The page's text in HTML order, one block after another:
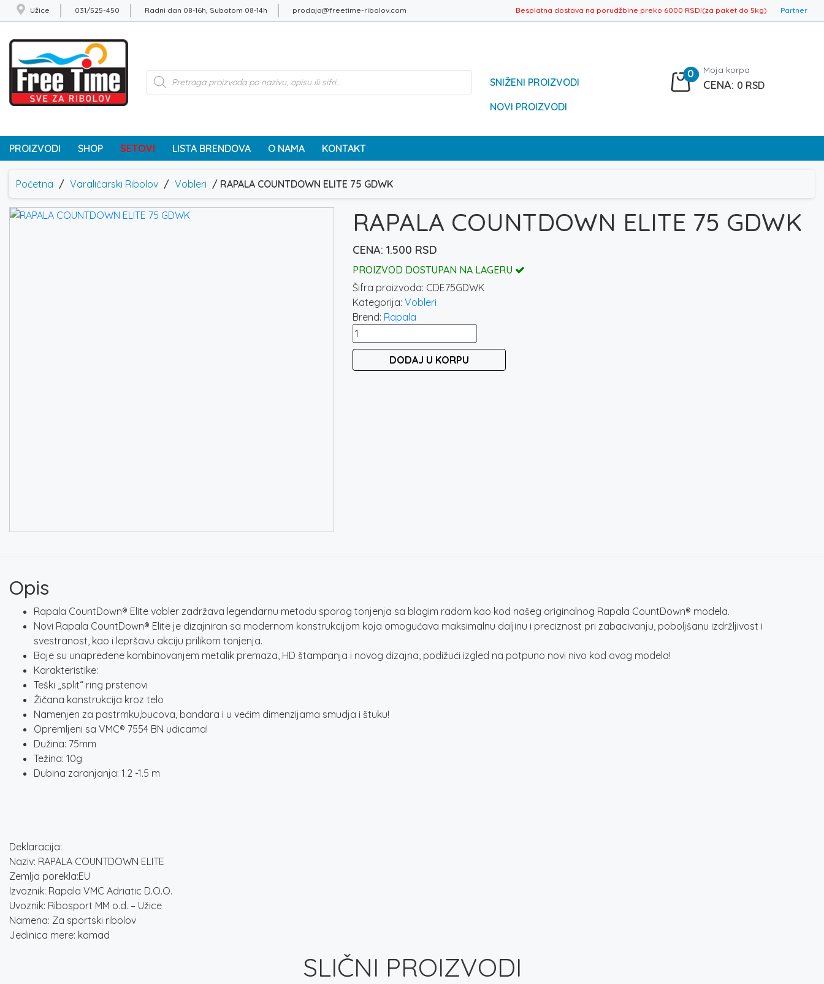
Užice 031/525-450 Radni dan 08-16h, Subotom 08-14h prodaja@freetime-ribolov.com Besplatna dostava na porudžbine preko 6000 RSD!(za paket do 5kg) Partner
Products
search
SNIŽENI PROIZVODI
NOVI PROIZVODI
0 Moja korpa
0 RSD
PROIZVODI SHOP SETOVI LISTA BRENDOVA O NAMA KONTAKT
Početna / Varaličarski Ribolov / Vobleri / RAPALA COUNTDOWN ELITE 75 GDWK
RAPALA COUNTDOWN ELITE 75 GDWK
1.500 RSD
PROIZVOD DOSTUPAN NA LAGERU
Šifra proizvoda: CDE75GDWK
Kategorija: Vobleri
Brend: Rapala
RAPALA
COUNTDOWN
75
DODAJ U KORPU
Opis
Rapala CountDown® Elite vobler zadržava legendarnu metodu sporog tonjenja sa blagim radom kao kod našeg originalnog Rapala CountDown® modela.
Novi Rapala CountDown® Elite je dizajniran sa modernom konstrukcijom koja omogućava maksimalnu daljinu i preciznost pri zabacivanju, poboljšanu izdržljivost i
svestranost, kao i lepršavu akciju prilikom tonjenja.
Boje su unapređene kombinovanjem metalik premaza, HD štampanja i novog dizajna, podižući izgled na potpuno novi nivo kod ovog modela!
Karakteristike:
Teški „split“ ring prstenovi
Žičana konstrukcija kroz telo
Namenjen za pastrmku,bucova, bandara i u većim dimenzijama smudja i štuku!
Opremljeni sa VMC® 7554 BN udicama!
Dužina: 75mm
Težina: 10g
Dubina zaranjanja: 1.2 -1.5 m
Deklaracija:
Naziv: RAPALA COUNTDOWN ELITE
Zemlja porekla:EU
Izvoznik: Rapala VMC Adriatic D.O.O.
Uvoznik: Ribosport MM o.d. – Užice
Namena: Za sportski ribolov
Jedinica mere: komad
SLIČNI PROIZVODI